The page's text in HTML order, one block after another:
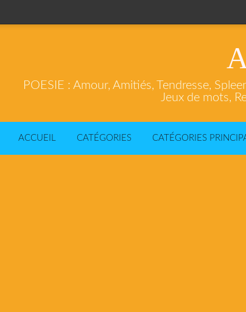
POESIE : Amour, Amitiés, Tendresse,
Jeux de mots,
ACCUEIL CATÉGORIES CATÉGORIES